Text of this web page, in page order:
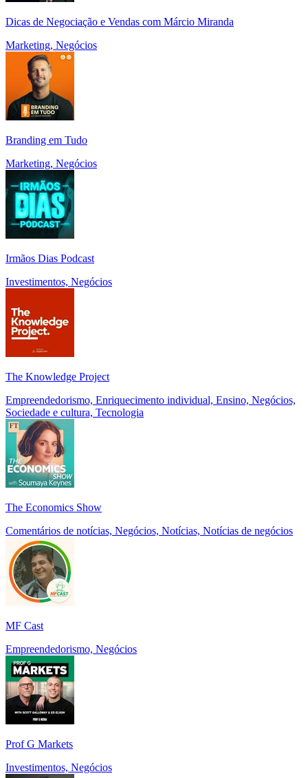
Dicas de Negociação e Vendas com Márcio Miranda
Marketing, Negócios
Branding em Tudo
Marketing, Negócios
Irmãos Dias Podcast
Investimentos, Negócios
The Knowledge Project
Empreendedorismo, Enriquecimento individual, Ensino, Negócios,
Sociedade e cultura, Tecnologia
The Economics Show
Comentários de notícias, Negócios, Notícias, Notícias de negócios
MF Cast
Empreendedorismo, Negócios
Prof G Markets
Investimentos, Negócios